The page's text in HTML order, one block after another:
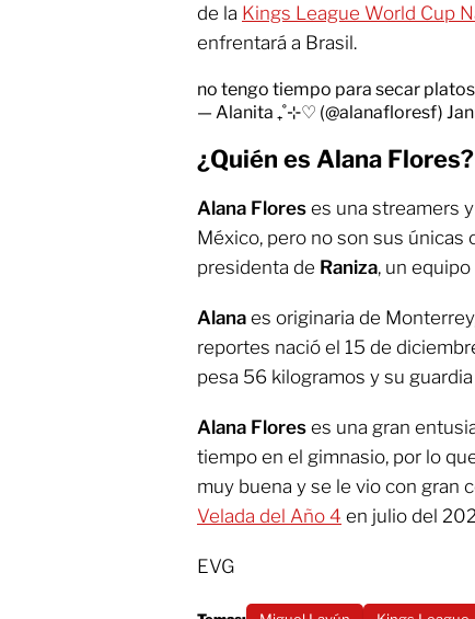
de la Kings League World Cup
enfrentará a Brasil.
no tengo tiempo para secar
— Alanita ₊˚⊹♡ (@alanafloresf)
¿Quién es Alana Flores?
Alana Flores es una streamers
México, pero no son sus únicas
presidenta de Raniza, un equipo
Alana es originaria de
reportes nació el 15 de
pesa 56 kilogramos y su
Alana Flores es una gran
tiempo en el gimnasio, por lo
muy buena y se le vio con gran
Velada del Año 4 en julio del
EVG